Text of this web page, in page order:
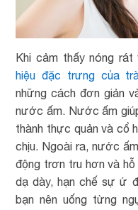
Khi cảm thấy nóng
hiệu đặc trưng của
những cách đơn giản
nước ấm. Nước ấm
thành thực quản và cổ
chịu. Ngoài ra, nước
động trơn tru hơn và
dạ dày, hạn chế sự ứ
bạn nên uống từng